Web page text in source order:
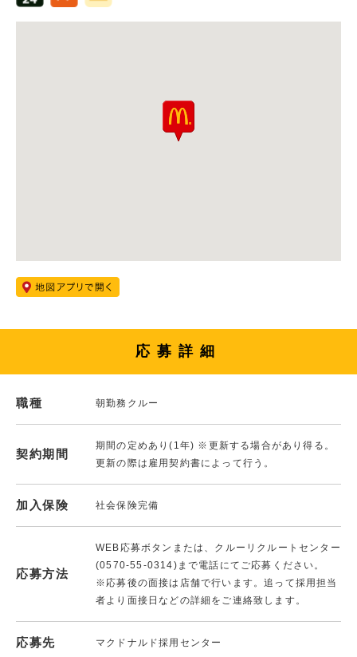
応募詳細
職種 朝勤務クルー
契約期間
期間の定めあり(1年) ※更新する場合があり得る。
更新の際は雇用契約書によって行う。
加入保険 社会保険完備
応募方法
WEB応募ボタンまたは、クルーリクルートセンター
(0570-55-0314)まで電話にてご応募ください。
※応募後の面接は店舗で行います。追って採用担当
者より面接日などの詳細をご連絡致します。
応募先 マクドナルド採用センター